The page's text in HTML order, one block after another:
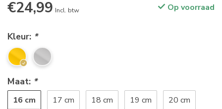
€24,99 Incl. btw Op voorraad
Kleur: *
Maat: *
16 cm 17 cm 18 cm 19 cm 20 cm